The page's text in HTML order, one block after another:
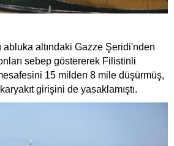
abluka altındaki Gazze Şeridi'nden
sebep göstererek Filistinli
15 milden 8 mile düşürmüş,
girişini de yasaklamıştı.